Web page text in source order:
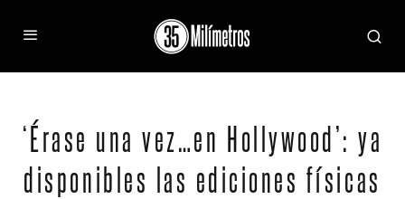
‘Érase una vez…en Hollywood’: ya
disponibles las ediciones físicas